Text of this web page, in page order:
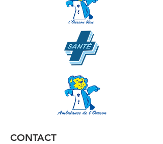
CONTACT